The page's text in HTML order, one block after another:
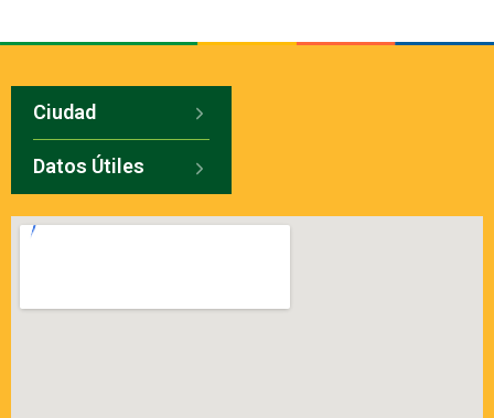
Ciudad
Datos Útiles